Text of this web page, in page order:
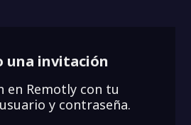
una invitación
en Remotly con tu
y contraseña.